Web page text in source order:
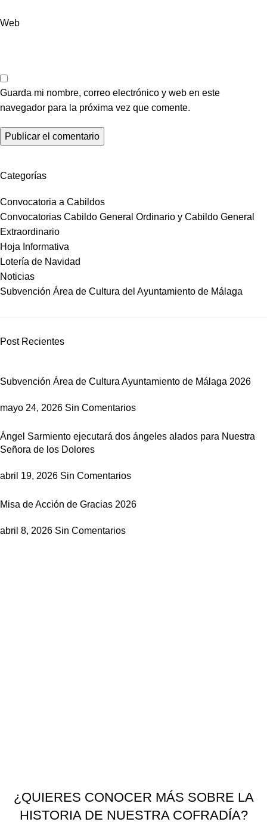
Web
Guarda mi nombre, correo electrónico y web en este
navegador para la próxima vez que comente.
Categorías
Convocatoria a Cabildos
Convocatorias Cabildo General Ordinario y Cabildo General
Extraordinario
Hoja Informativa
Lotería de Navidad
Noticias
Subvención Área de Cultura del Ayuntamiento de Málaga
Post Recientes
Subvención Área de Cultura Ayuntamiento de Málaga 2026
mayo 24, 2026 Sin Comentarios
Ángel Sarmiento ejecutará dos ángeles alados para Nuestra
Señora de los Dolores
abril 19, 2026 Sin Comentarios
Misa de Acción de Gracias 2026
abril 8, 2026 Sin Comentarios
¿QUIERES CONOCER MÁS SOBRE LA
HISTORIA DE NUESTRA COFRADÍA?